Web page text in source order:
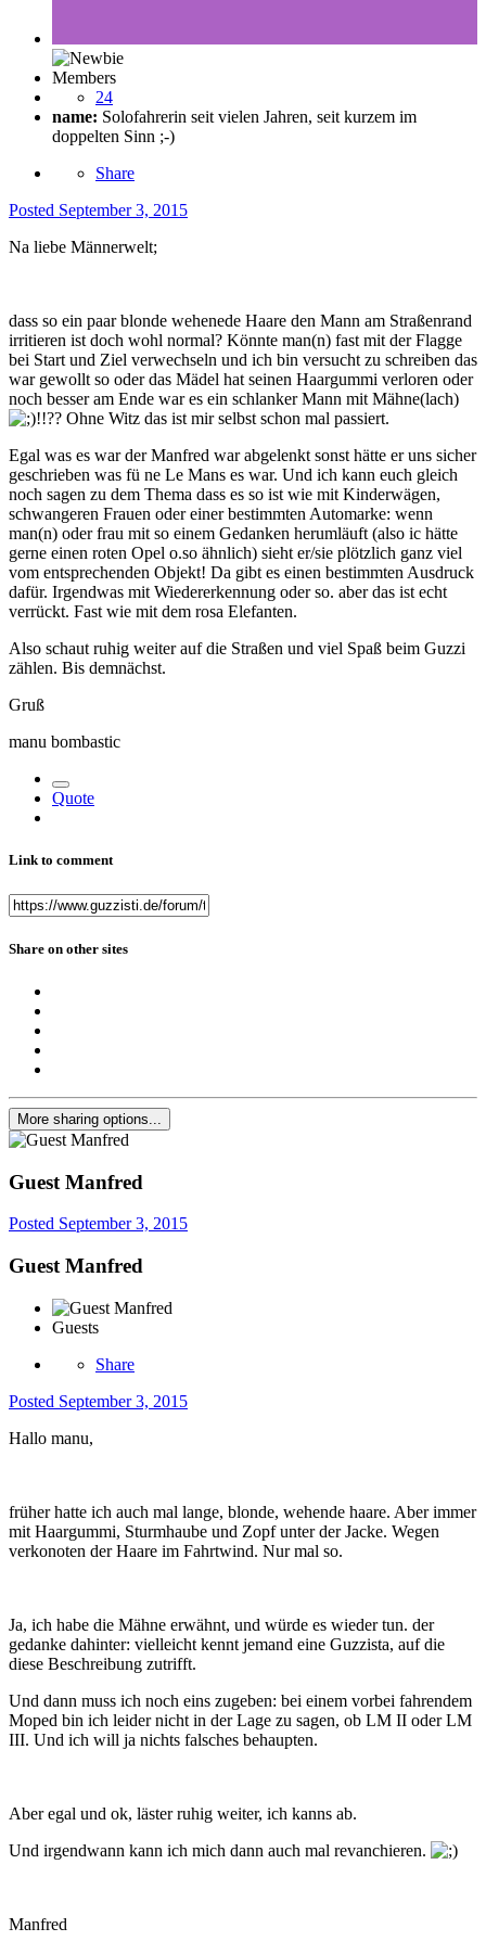
Members
24
name: Solofahrerin seit vielen Jahren, seit kurzem im
doppelten Sinn ;-)
Share
Posted September 3, 2015
Na liebe Männerwelt;
dass so ein paar blonde wehenede Haare den Mann am Straßenrand
irritieren ist doch wohl normal? Könnte man(n) fast mit der Flagge
bei Start und Ziel verwechseln und ich bin versucht zu schreiben das
war gewollt so oder das Mädel hat seinen Haargummi verloren oder
noch besser am Ende war es ein schlanker Mann mit Mähne(lach)
!!?? Ohne Witz das ist mir selbst schon mal passiert.
Egal was es war der Manfred war abgelenkt sonst hätte er uns sicher
geschrieben was fü ne Le Mans es war. Und ich kann euch gleich
noch sagen zu dem Thema dass es so ist wie mit Kinderwägen,
schwangeren Frauen oder einer bestimmten Automarke: wenn
man(n) oder frau mit so einem Gedanken herumläuft (also ic hätte
gerne einen roten Opel o.so ähnlich) sieht er/sie plötzlich ganz viel
vom entsprechenden Objekt! Da gibt es einen bestimmten Ausdruck
dafür. Irgendwas mit Wiedererkennung oder so. aber das ist echt
verrückt. Fast wie mit dem rosa Elefanten.
Also schaut ruhig weiter auf die Straßen und viel Spaß beim Guzzi
zählen. Bis demnächst.
Gruß
manu bombastic
Quote
Link to comment
Share on other sites
More sharing options...
Guest Manfred
Posted September 3, 2015
Guest Manfred
Guests
Share
Posted September 3, 2015
Hallo manu,
früher hatte ich auch mal lange, blonde, wehende haare. Aber immer
mit Haargummi, Sturmhaube und Zopf unter der Jacke. Wegen
verkonoten der Haare im Fahrtwind. Nur mal so.
Ja, ich habe die Mähne erwähnt, und würde es wieder tun. der
gedanke dahinter: vielleicht kennt jemand eine Guzzista, auf die
diese Beschreibung zutrifft.
Und dann muss ich noch eins zugeben: bei einem vorbei fahrendem
Moped bin ich leider nicht in der Lage zu sagen, ob LM II oder LM
III. Und ich will ja nichts falsches behaupten.
Aber egal und ok, läster ruhig weiter, ich kanns ab.
Und irgendwann kann ich mich dann auch mal revanchieren.
Manfred